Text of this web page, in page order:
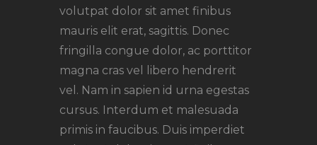
volutpat dolor sit amet finibus
mauris elit erat, sagittis. Donec
fringilla congue dolor, ac porttitor
magna cras vel libero hendrerit
vel. Nam in sapien id urna egestas
cursus. Interdum et malesuada
primis in faucibus. Duis imperdiet